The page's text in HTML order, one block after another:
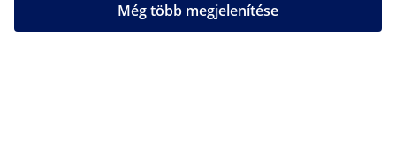
Még több megjelenítése